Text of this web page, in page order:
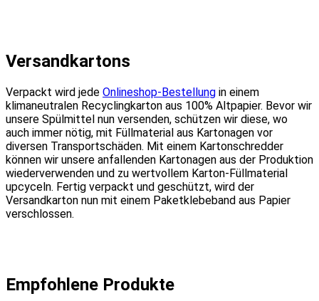
Versandkartons
Verpackt wird jede Onlineshop-Bestellung in einem
klimaneutralen Recyclingkarton aus 100% Altpapier. Bevor wir
unsere Spülmittel nun versenden, schützen wir diese, wo
auch immer nötig, mit Füllmaterial aus Kartonagen vor
diversen Transportschäden. Mit einem Kartonschredder
können wir unsere anfallenden Kartonagen aus der Produktion
wiederverwenden und zu wertvollem Karton-Füllmaterial
upcyceln. Fertig verpackt und geschützt, wird der
Versandkarton nun mit einem Paketklebeband aus Papier
verschlossen.
Empfohlene Produkte